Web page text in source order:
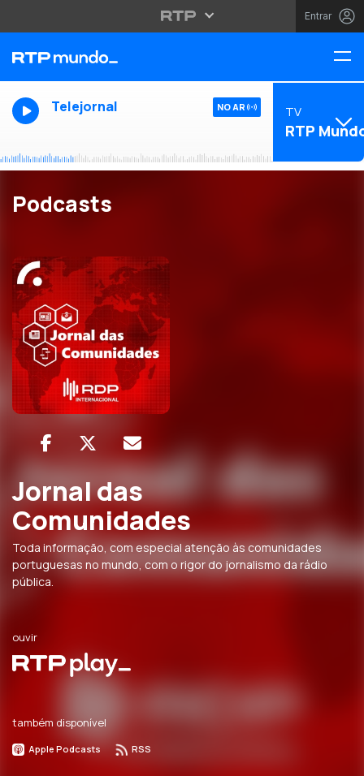
Entrar
Telejornal NO AR TV
RTP
Podcasts
Jornal das
Comunidades
Toda informação, com especial atenção às comunidades
portuguesas no mundo, com o rigor do jornalismo da rádio
pública.
ouvir
também disponível
Apple Podcasts RSS